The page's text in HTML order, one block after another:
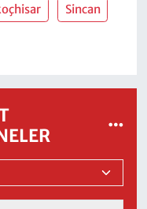
Sincan